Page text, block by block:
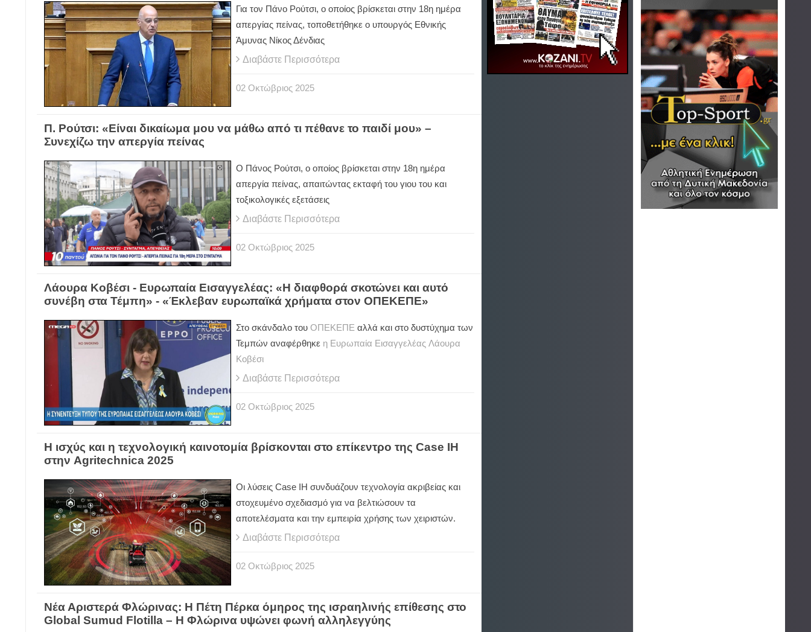
Για τον Πάνο Ρούτσι, ο οποίος βρίσκεται στην 18η ημέρα
απεργίας πείνας, τοποθετήθηκε ο υπουργός Εθνικής
Άμυνας Νίκος Δένδιας
Διαβάστε Περισσότερα
02 Οκτώβριος 2025
Π. Ρούτσι: «Είναι δικαίωμα μου να μάθω από τι πέθανε το παιδί μου» –
Συνεχίζω την απεργία πείνας
Ο Πάνος Ρούτσι, ο οποίος βρίσκεται στην 18η ημέρα
απεργία πείνας, απαιτώντας εκταφή του γιου του και
τοξικολογικές εξετάσεις
Διαβάστε Περισσότερα
02 Οκτώβριος 2025
Λάουρα Κοβέσι - Ευρωπαία Εισαγγελέας: «Η διαφθορά σκοτώνει και αυτό
συνέβη στα Τέμπη» - «Έκλεβαν ευρωπαϊκά χρήματα στον ΟΠΕΚΕΠΕ»
Στο σκάνδαλο του ΟΠΕΚΕΠΕ αλλά και στο δυστύχημα των
Τεμπών αναφέρθηκε η Ευρωπαία Εισαγγελέας Λάουρα
Κοβέσι
Διαβάστε Περισσότερα
02 Οκτώβριος 2025
Η ισχύς και η τεχνολογική καινοτομία βρίσκονται στο επίκεντρο της Case IH
στην Agritechnica 2025
Οι λύσεις Case IH συνδυάζουν τεχνολογία ακριβείας και
στοχευμένο σχεδιασμό για να βελτιώσουν τα
αποτελέσματα και την εμπειρία χρήσης των χειριστών.
Διαβάστε Περισσότερα
02 Οκτώβριος 2025
Νέα Αριστερά Φλώρινας: Η Πέτη Πέρκα όμηρος της ισραηλινής επίθεσης στο
Global Sumud Flotilla – Η Φλώρινα υψώνει φωνή αλληλεγγύης